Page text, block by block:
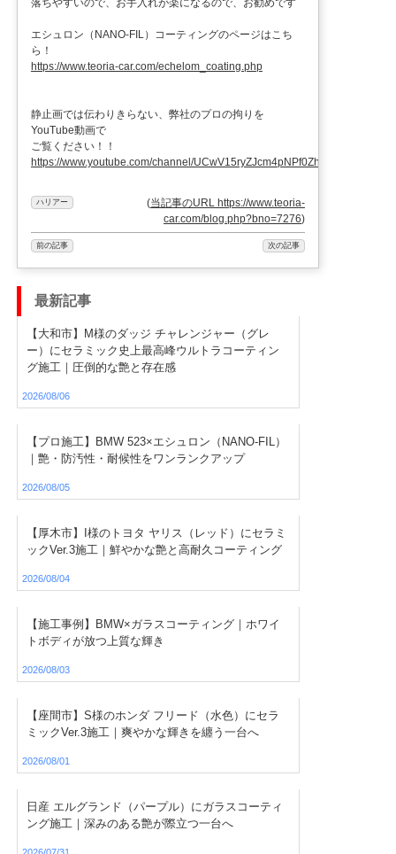
落ちやすいので、お手入れが楽になるので、お勧めです
エシュロン（NANO-FIL）コーティングのページはこち
ら！
https://www.teoria-car.com/echelom_coating.php
静止画では伝わりきらない、弊社のプロの拘りを
YouTube動画で
ご覧ください！！
https://www.youtube.com/channel/UCwV15ryZJcm4pNPf0ZhXu9g
ハリアー (当記事のURL https://www.teoria-
car.com/blog.php?bno=7276)
前の記事 次の記事
最新記事
【大和市】M様のダッジ チャレンジャー（グレ
ー）にセラミック史上最高峰ウルトラコーティン
グ施工｜圧倒的な艶と存在感
2026/08/06
【プロ施工】BMW 523×エシュロン（NANO-FIL）
｜艶・防汚性・耐候性をワンランクアップ
2026/08/05
【厚木市】I様のトヨタ ヤリス（レッド）にセラミ
ックVer.3施工｜鮮やかな艶と高耐久コーティング
2026/08/04
【施工事例】BMW×ガラスコーティング｜ホワイ
トボディが放つ上質な輝き
2026/08/03
【座間市】S様のホンダ フリード（水色）にセラ
ミックVer.3施工｜爽やかな輝きを纏う一台へ
2026/08/01
日産 エルグランド（パープル）にガラスコーティ
ング施工｜深みのある艶が際立つ一台へ